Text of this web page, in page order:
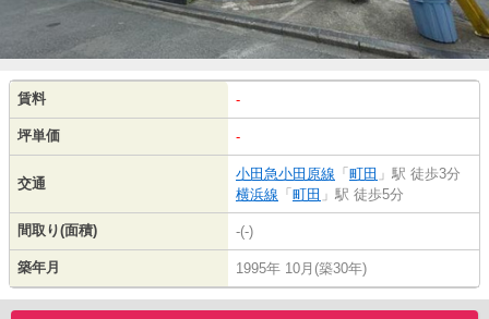
賃料 -
坪単価 -
交通
小田急小田原線 「町田 」駅 徒歩3分
横浜線 「町田 」駅 徒歩5分
間取り(面積) -(-)
築年月 1995年 10月(築30年)